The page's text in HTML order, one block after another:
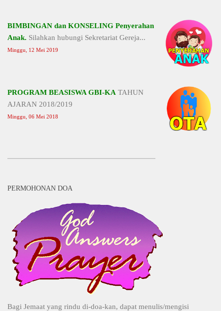
BIMBINGAN dan KONSELING Penyerahan
Anak. Silahkan hubungi Sekretariat Gereja...
Minggu, 12 Mei 2019
PROGRAM BEASISWA GBI-KA TAHUN
AJARAN 2018/2019
Minggu, 06 Mei 2018
PERMOHONAN DOA
Bagi Jemaat yang rindu di-doa-kan, dapat menulis/mengisi